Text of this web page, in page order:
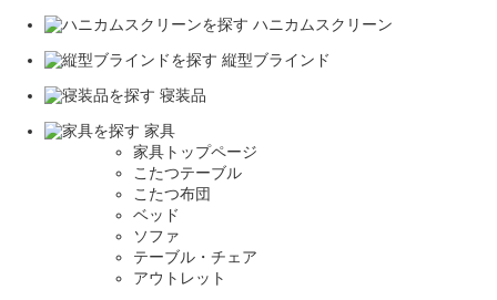
ハニカムスクリーン
縦型ブラインド
寝装品
家具
家具トップページ
こたつテーブル
こたつ布団
ベッド
ソファ
テーブル・チェア
アウトレット